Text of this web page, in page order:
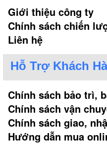
Giới thiệu công ty
Chính sách chiến
Liên hệ
Hỗ Trợ Khách
Chính sách bảo trì,
Chính sách vận
Chính sách giao,
Hướng dẫn mua